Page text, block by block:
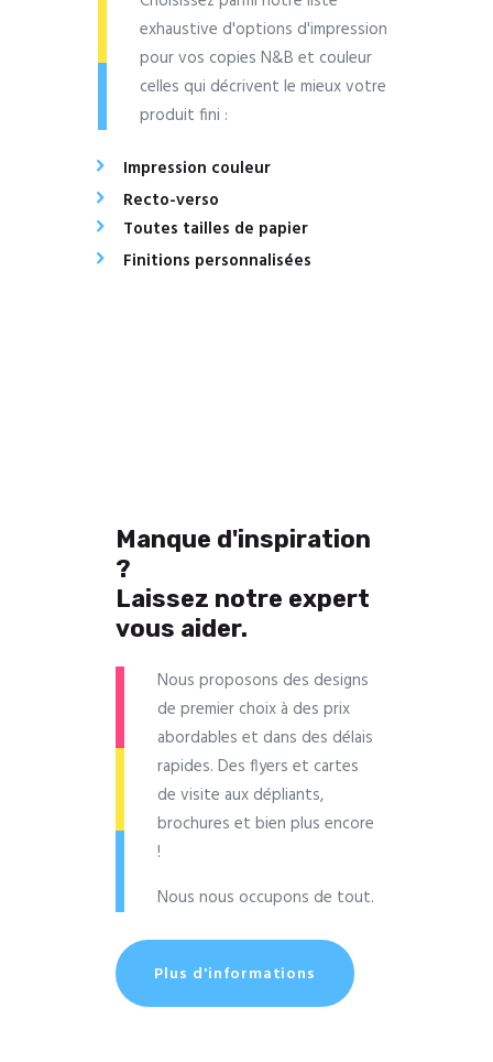
exhaustive d'options d'impression
pour vos copies N&B et couleur
celles qui décrivent le mieux votre
produit fini :
Impression couleur
Recto-verso
Toutes tailles de papier
Finitions personnalisées
Manque d'inspiration
?
Laissez notre expert
vous aider.
Nous proposons des designs
de premier choix à des prix
abordables et dans des délais
rapides. Des flyers et cartes
de visite aux dépliants,
brochures et bien plus encore
!
Nous nous occupons de tout.
Plus d'informations